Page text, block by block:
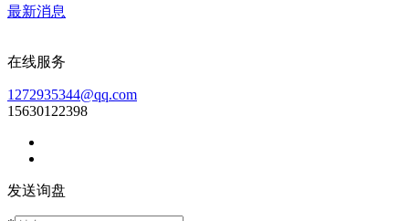
最新消息
在线服务
1272935344@qq.com
15630122398
发送询盘